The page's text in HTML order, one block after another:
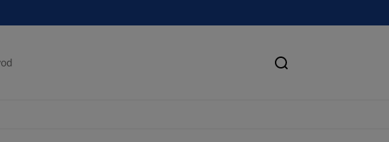
Pretraga